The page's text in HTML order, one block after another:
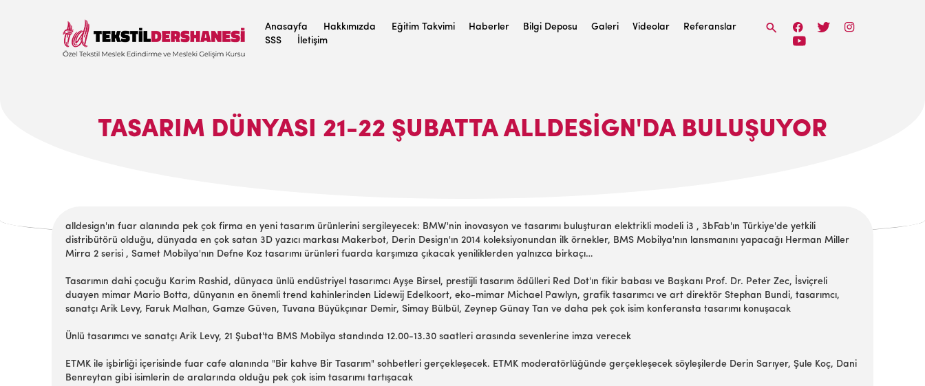
Anasayfa Hakkımızda Eğitim Takvimi Haberler Bilgi Deposu Galeri Videolar
Referanslar
SSS
İletişim
TASARIM DÜNYASI 21-22 ŞUBATTA ALLDESIGN'DA BULUŞUYOR
alldesign'ın fuar alanında pek çok firma en yeni tasarım ürünlerini sergileyecek: BMW'nin inovasyon ve tasarımı buluşturan elektrikli modeli i3 , 3bFab'ın Türkiye'de yetkili
distribütörü olduğu, dünyada en çok satan 3D yazıcı markası Makerbot, Derin Design'ın 2014 koleksiyonundan ilk örnekler, BMS Mobilya'nın lansmanını yapacağı Herman Miller
Mirra 2 serisi , Samet Mobilya'nın Defne Koz tasarımı ürünleri fuarda karşımıza çıkacak yeniliklerden yalnızca birkaçı…
Tasarımın dahi çocuğu Karim Rashid, dünyaca ünlü endüstriyel tasarımcı Ayşe Birsel, prestijli tasarım ödülleri Red Dot'ın fikir babası ve Başkanı Prof. Dr. Peter Zec, İsviçreli
duayen mimar Mario Botta, dünyanın en önemli trend kahinlerinden Lidewij Edelkoort, eko-mimar Michael Pawlyn, grafik tasarımcı ve art direktör Stephan Bundi, tasarımcı,
sanatçı Arik Levy, Faruk Malhan, Gamze Güven, Tuvana Büyükçınar Demir, Simay Bülbül, Zeynep Günay Tan ve daha pek çok isim konferansta tasarımı konuşacak
Ünlü tasarımcı ve sanatçı Arik Levy, 21 Şubat'ta BMS Mobilya standında 12.00-13.30 saatleri arasında sevenlerine imza verecek
ETMK ile işbirliği içerisinde fuar cafe alanında "Bir kahve Bir Tasarım" sohbetleri gerçekleşecek. ETMK moderatörlüğünde gerçekleşecek söyleşilerde Derin Sarıyer, Şule Koç, Dani
Benreytan gibi isimlerin de aralarında olduğu pek çok isim tasarımı tartışacak